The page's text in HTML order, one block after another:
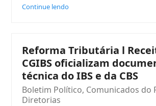
Continue lendo
Reforma Tributária l
CGIBS oficializam
técnica do IBS e da CBS
Boletim Político, Comunicados do
Diretorias